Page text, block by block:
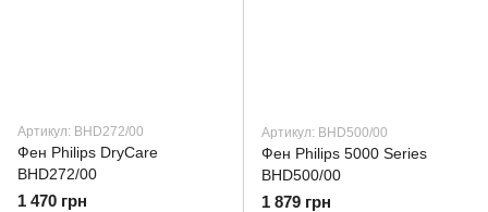
Артикул: BHD272/00
Фен Philips DryCare
BHD272/00
1 470 грн
Артикул: BHD500/00
Фен Philips 5000 Series
BHD500/00
1 879 грн